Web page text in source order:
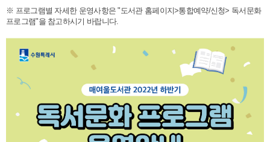
※ 프로그램별 자세한 운영사항은 "도서관 홈페이지>통합예약/신청> 독서문화
프로그램"을 참고하시기 바랍니다.